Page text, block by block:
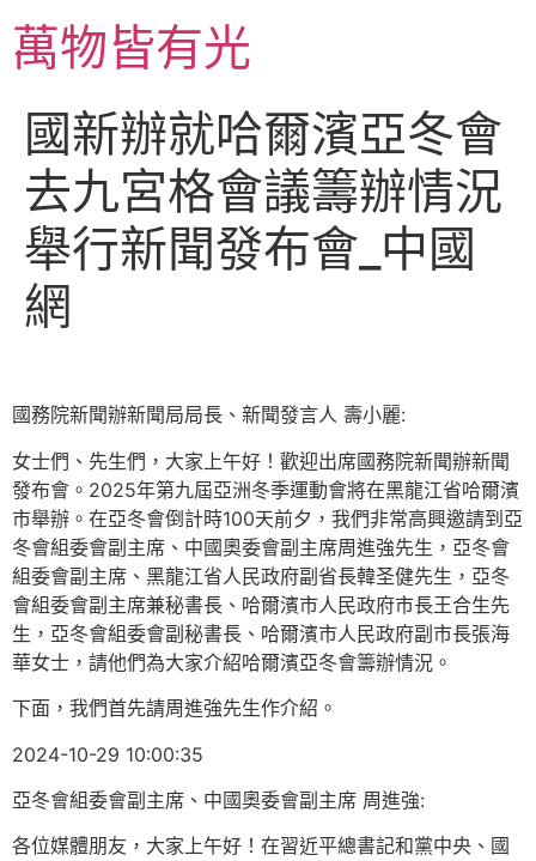
主萬物皆有光
國新辦就哈爾濱亞冬會
去九宮格會議籌辦情況
舉行新聞發布會_中國
網
國務院新聞辦新聞局局長、新聞發言人 壽小麗:
女士們、先生們，大家上午好！歡迎出席國務院新聞辦新聞
發布會。2025年第九屆亞洲冬季運動會將在黑龍江省哈爾濱
市舉辦。在亞冬會倒計時100天前夕，我們非常高興邀請到亞
冬會組委會副主席、中國奧委會副主席周進強先生，亞冬會
組委會副主席、黑龍江省人民政府副省長韓圣健先生，亞冬
會組委會副主席兼秘書長、哈爾濱市人民政府市長王合生先
生，亞冬會組委會副秘書長、哈爾濱市人民政府副市長張海
華女士，請他們為大家介紹哈爾濱亞冬會籌辦情況。
下面，我們首先請周進強先生作介紹。
2024-10-29 10:00:35
亞冬會組委會副主席、中國奧委會副主席 周進強:
各位媒體朋友，大家上午好！在習近平總書記和黨中央、國